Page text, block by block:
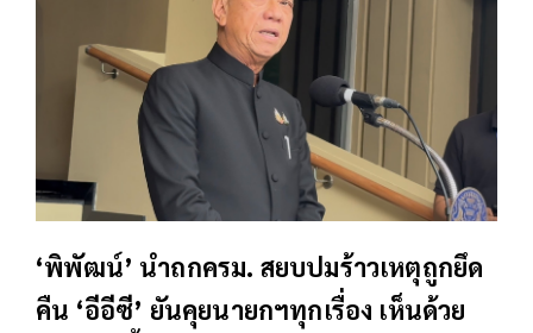
‘พิพัฒน์’ นำถกครม. สยบปมร้าวเหตุถูกยึด
คืน ‘อีอีซี’ ยันคุยนายกฯทุกเรื่อง เห็นด้วย